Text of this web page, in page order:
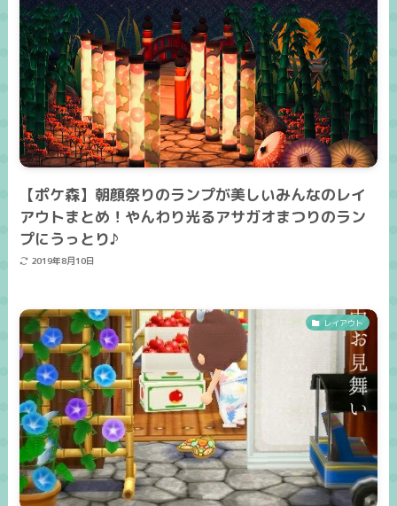
【ポケ森】朝顔祭りのランプが美しいみんなのレイ
アウトまとめ！やんわり光るアサガオまつりのラン
プにうっとり♪
2019年8月10日
レイアウト